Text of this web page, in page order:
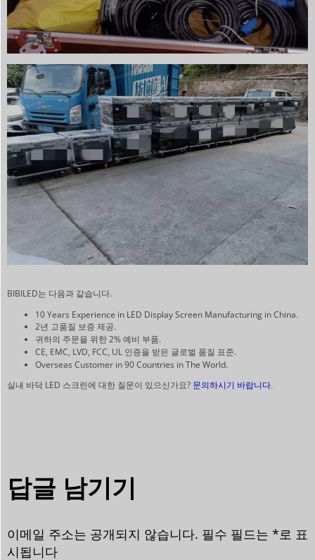
BIBILED는 다음과 같습니다.
10 Years Experience in LED Display Screen Manufacturing in China.
2년 고품질 보증 제공.
귀하의 주문을 위한 2% 예비 부품.
CE, EMC, LVD, FCC, UL 인증을 받은 글로벌 품질 표준.
Overseas Customer in 90 Countries in The World.
실내 바닥 LED 스크린에 대한 질문이 있으신가요? 문의하시기 바랍니다.
답글 남기기
이메일 주소는 공개되지 않습니다. 필수 필드는 *로 표
시됩니다